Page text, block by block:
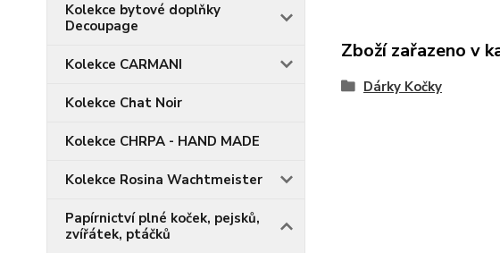
Kolekce bytové doplňky
Decoupage
Kolekce CARMANI
Kolekce Chat Noir
Kolekce CHRPA - HAND MADE
Kolekce Rosina Wachtmeister
Papírnictví plné koček, pejsků,
zvířátek, ptáčků
Zboží zařazeno v
Dárky Kočky